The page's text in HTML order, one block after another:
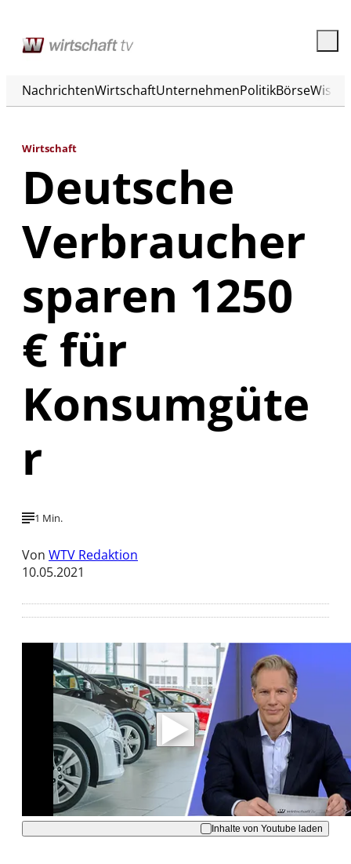
NachrichtenWirtschaftUnternehmenPolitikBörse
Wirtschaft
Deutsche
Verbraucher
sparen 1250
€ für
Konsumgüte
r
1 Min.
Von WTV Redaktion
10.05.2021
Mit der Wiedergabe dieses Videos werden
Daten an Youtube übertragen.
Hinweise dazu erhalten Sie in der Datenschutzerklärung
Akzeptieren
Inhalte von Youtube laden